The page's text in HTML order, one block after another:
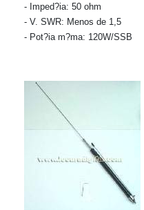
- Imped?ia: 50 ohm
- V. SWR: Menos de 1,5
- Pot?ia m?ma: 120W/SSB